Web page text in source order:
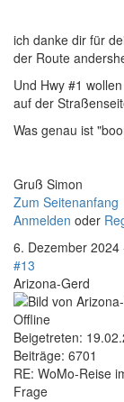
ich danke dir für
der Route
Und Hwy #1
auf der
Was genau ist
Gruß Simon
Zum Seitenanfang
Anmelden oder
6. Dezember 2024
#13
Arizona-Gerd
Offline
Beigetreten:
Beiträge: 6701
RE: WoMo-Reise
Frage